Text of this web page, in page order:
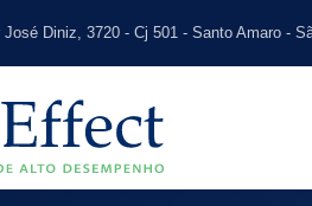
José Diniz, 3720 - Cj 501 - Santo Amaro -